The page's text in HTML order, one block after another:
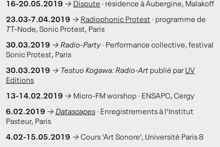
16-20.05.2019 → Dispute · résidence à Aubergine, Malakoff
23.03-7.04.2019 → Radiophonic Protest · programme de
T
T-Node, Sonic Protest, Paris
30.03.2019 → Radio-Party · Performance collective, festival
Sonic Protest, Paris
30.03.2019 → Testuo Kogawa: Radio-Art publié par UV
Editions
13-14.02.2019 → Micro-FM worshop · ENSAPC, Cergy
6.02.2019 → Datascapes · Enregistrements à l'Institut
Pasteur, Paris
4.02-15.05.2019 → Cours 'Art Sonore', Université Paris 8